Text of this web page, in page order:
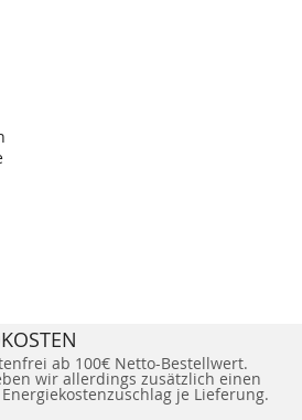
ab 100€ Netto-Bestellwert.
wir allerdings zusätzlich einen
je Lieferung.